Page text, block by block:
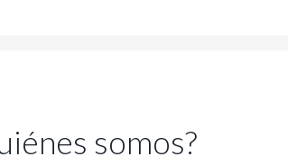
somos?